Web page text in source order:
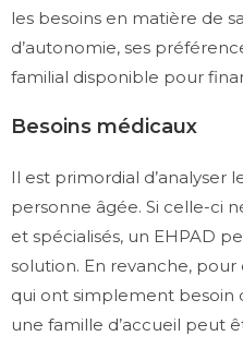
les besoins en matière de
d’autonomie, ses
familial disponible pour
Besoins médicaux
Il est primordial d’analyser
personne âgée. Si celle-ci
et spécialisés, un EHPAD
solution. En revanche,
qui ont simplement besoin
une famille d’accueil peut